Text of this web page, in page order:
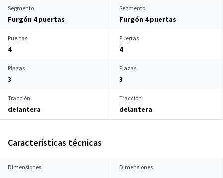
Segmento
Furgón 4 puertas
Segmento
Furgón 4 puertas
Puertas
4
Puertas
4
Plazas
3
Plazas
3
Tracción
delantera
Tracción
delantera
Características técnicas
Dimensiones Dimensiones